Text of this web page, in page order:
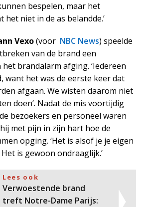
bespelen, maar het
het niet in de as belandde.’
Vexo(voor NBC News) speelde
van de brand een
brandalarm afging. ‘Iedereen
want het was de eerste keer dat
afgaan. We wisten daarom niet
doen’. Nadat de mis voortijdig
bezoekers en personeel waren
met pijn in zijn hart hoe de
opging. ‘Het is alsof je je eigen
is gewoon ondraaglijk.’
Lees ook
Verwoestende brand
treft Notre-Dame Parijs: